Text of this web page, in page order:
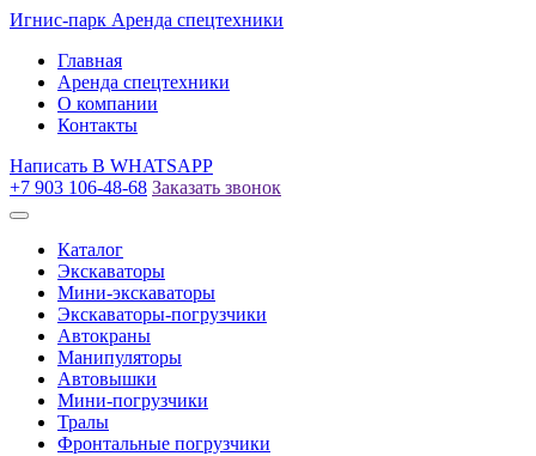
Игнис-парк Аренда спецтехники
Главная
Аренда спецтехники
О компании
Контакты
Написать В WHATSAPP
+7 903 106-48-68 Заказать звонок
Каталог
Экскаваторы
Мини-экскаваторы
Экскаваторы-погрузчики
Автокраны
Манипуляторы
Автовышки
Мини-погрузчики
Тралы
Фронтальные погрузчики